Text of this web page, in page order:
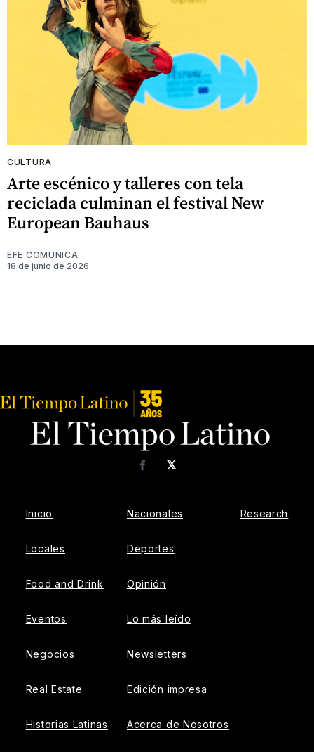
CULTURA
Arte escénico y talleres con tela
reciclada culminan el festival New
European Bauhaus
EFE COMUNICA
18 de junio de 2026
𝕏
Facebook
Inicio
Locales
Food and Drink
Eventos
Negocios
Real Estate
Historias Latinas
Nacionales
Deportes
Opinión
Lo más leído
Newsletters
Edición impresa
Acerca de Nosotros
Research